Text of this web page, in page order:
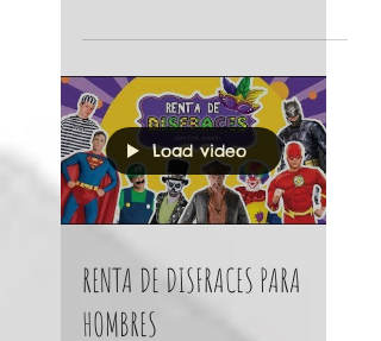
Diviertete como cuando eras
personaje...
Load video
RENTA DE DISFRACES PARA